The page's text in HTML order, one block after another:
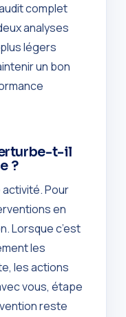
complet
analyses
légers
un bon
t-il
?
activité. Pour
en
Lorsque c’est
les
les actions
vous, étape
reste